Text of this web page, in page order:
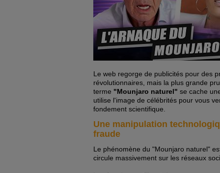
Le web regorge de publicités pour des
révolutionnaires, mais la plus grande
terme "Mounjaro naturel" se cache
utilise l'image de célébrités pour vous
fondement scientifique.
Une manipulation
fraude
Le phénomène du "Mounjaro naturel"
circule massivement sur les réseaux